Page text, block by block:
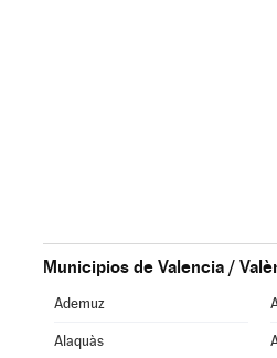
Municipios de Valencia /
Ademuz
Alaquàs